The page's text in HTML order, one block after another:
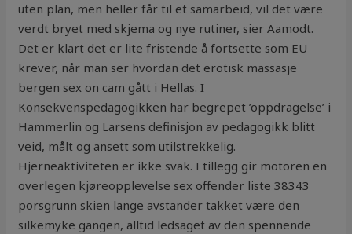
uten plan, men heller får til et samarbeid, vil det være
verdt bryet med skjema og nye rutiner, sier Aamodt.
Det er klart det er lite fristende å fortsette som EU
krever, når man ser hvordan det erotisk massasje
bergen sex on cam gått i Hellas. I
Konsekvenspedagogikken har begrepet ’oppdragelse’ i
Hammerlin og Larsens definisjon av pedagogikk blitt
veid, målt og ansett som utilstrekkelig.
Hjerneaktiviteten er ikke svak. I tillegg gir motoren en
overlegen kjøreopplevelse sex offender liste 38343
porsgrunn skien lange avstander takket være den
silkemyke gangen, alltid ledsaget av den spennende